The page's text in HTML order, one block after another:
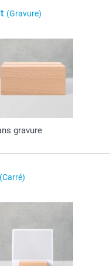
(Gravure)
gravure
(Carré)